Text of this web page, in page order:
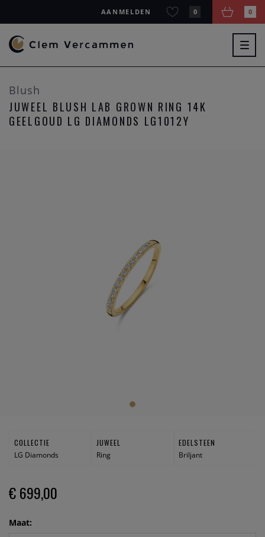
AANMELDEN 0 0
Blush
JUWEEL BLUSH LAB GROWN RING 14K
GEELGOUD LG DIAMONDS LG1012Y
COLLECTIE
LG Diamonds
JUWEEL
Ring
EDELSTEEN
Briljant
€ 699,00
Maat: